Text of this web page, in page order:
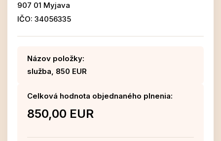
907 01 Myjava
IČO: 34056335
Názov položky:
služba, 850 EUR
Celková hodnota objednaného plnenia:
850,00 EUR